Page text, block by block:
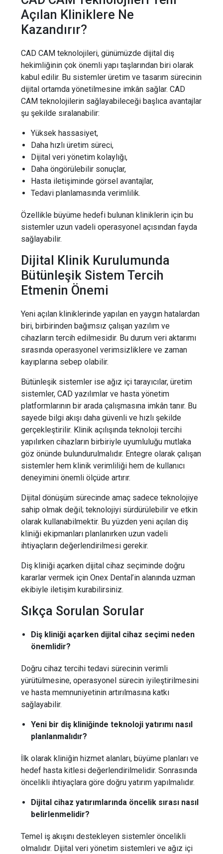
Açılan Kliniklere Ne
Kazandırır?
CAD CAM teknolojileri, günümüzde dijital diş
hekimliğinin çok önemli yapı taşlarından biri olarak
kabul edilir. Bu sistemler üretim ve tasarım sürecinin
dijital ortamda yönetilmesine imkân sağlar. CAD
CAM teknolojilerin sağlayabileceği başlıca avantajlar
şu şekilde sıralanabilir:
Yüksek hassasiyet,
Daha hızlı üretim süreci,
Dijital veri yönetim kolaylığı,
Daha öngörülebilir sonuçlar,
Hasta iletişiminde görsel avantajlar,
Tedavi planlamasında verimlilik.
Özellikle büyüme hedefi bulunan kliniklerin için bu
sistemler uzun vadeli operasyonel açısından fayda
sağlayabilir.
Dijital Klinik Kurulumunda
Bütünleşik Sistem Tercih
Etmenin Önemi
Yeni açılan kliniklerinde yapılan en yaygın hatalardan
biri, birbirinden bağımsız çalışan yazılım ve
cihazların tercih edilmesidir. Bu durum veri aktarımı
sırasında operasyonel verimsizliklere ve zaman
kayıplarına sebep olabilir.
Bütünleşik sistemler ise ağız içi tarayıcılar, üretim
sistemler, CAD yazılımlar ve hasta yönetim
platformlarının bir arada çalışmasına imkân tanır. Bu
sayede bilgi akışı daha güvenli ve hızlı şekilde
gerçekleştirilir. Klinik açılışında teknoloji tercihi
yapılırken cihazların birbiriyle uyumluluğu mutlaka
göz önünde bulundurulmalıdır. Entegre olarak çalışan
sistemler hem klinik verimliliği hem de kullanıcı
deneyimini önemli ölçüde artırır.
Dijital dönüşüm sürecinde amaç sadece teknolojiye
sahip olmak değil; teknolojiyi sürdürülebilir ve etkin
olarak kullanabilmektir. Bu yüzden yeni açılan diş
kliniği ekipmanları planlanırken uzun vadeli
ihtiyaçların değerlendirilmesi gerekir.
Diş kliniği açarken dijital cihaz seçiminde doğru
kararlar vermek için Onex Dental’in alanında uzman
ekibiyle iletişim kurabilirsiniz.
Sıkça Sorulan Sorular
Diş kliniği açarken dijital cihaz seçimi neden
önemlidir?
Doğru cihaz tercihi tedavi sürecinin verimli
yürütülmesine, operasyonel sürecin iyileştirilmesini
ve hasta memnuniyetinin artırılmasına katkı
sağlayabilir.
Yeni bir diş kliniğinde teknoloji yatırımı nasıl
planlanmalıdır?
İlk olarak kliniğin hizmet alanları, büyüme planları ve
hedef hasta kitlesi değerlendirilmelidir. Sonrasında
öncelikli ihtiyaçlara göre doğru yatırım yapılmalıdır.
Dijital cihaz yatırımlarında öncelik sırası nasıl
belirlenmelidir?
Temel iş akışını destekleyen sistemler öncelikli
olmalıdır. Dijital veri yönetim sistemleri ve ağız içi